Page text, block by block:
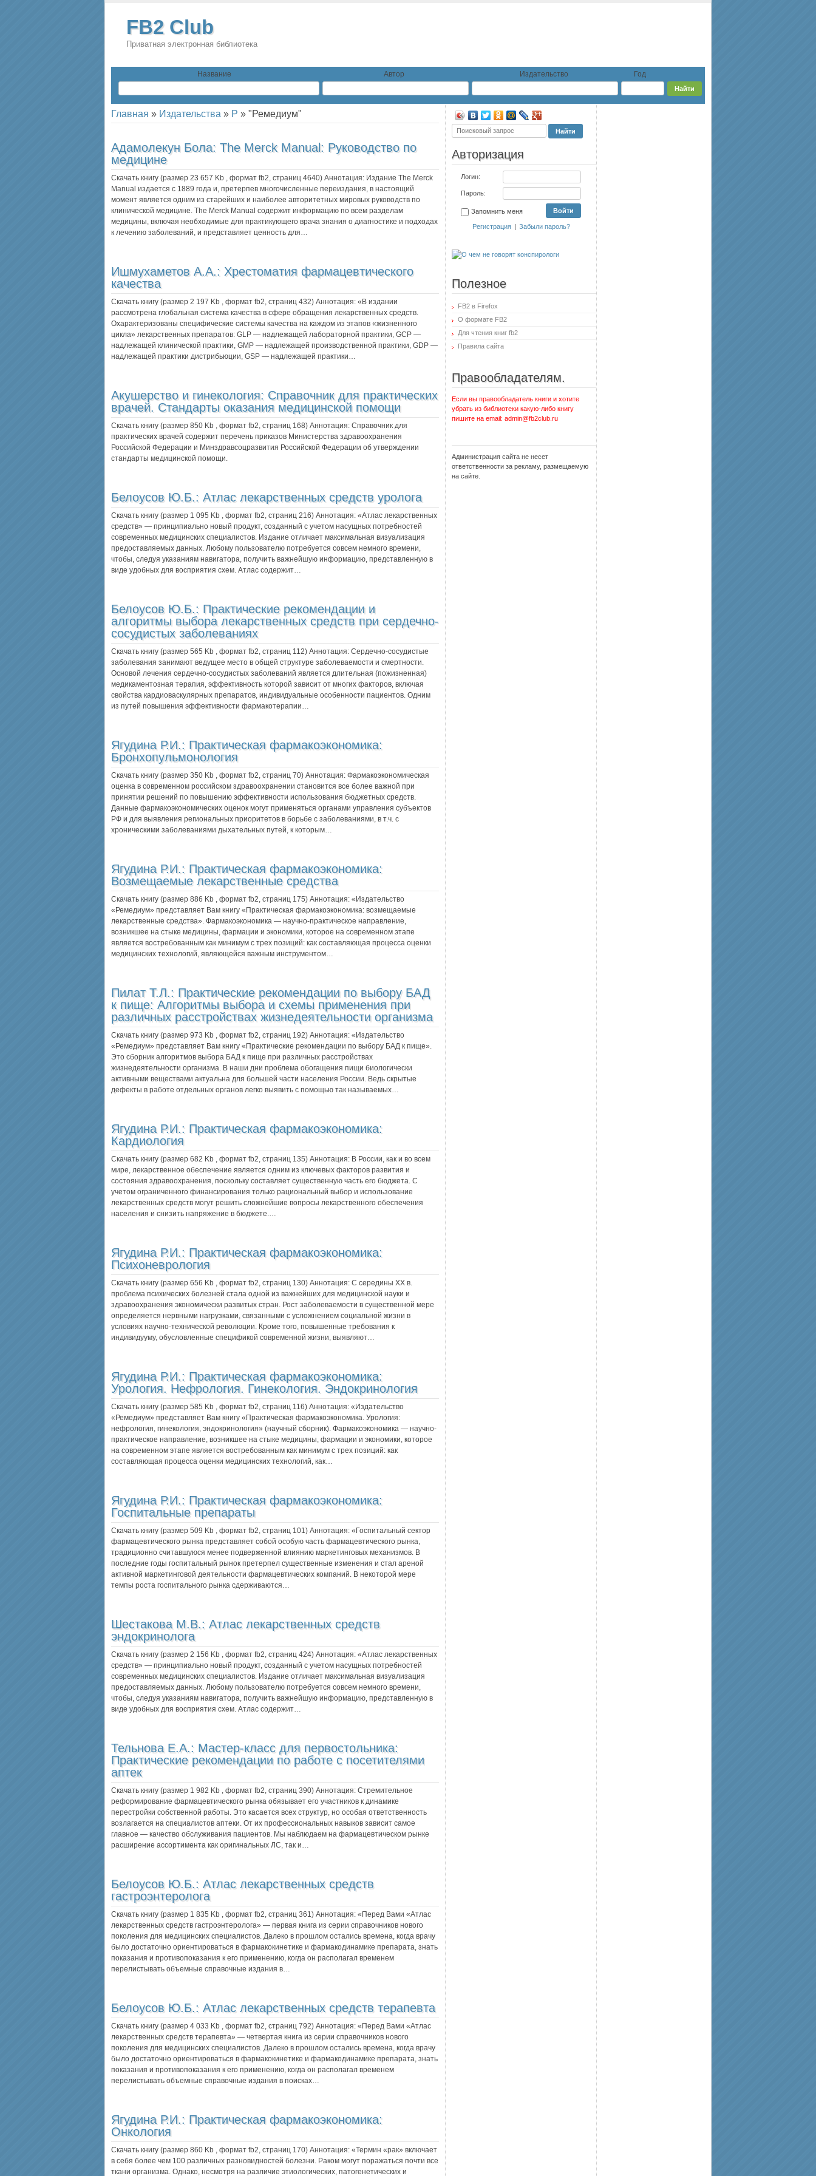
FB2 Club
Приватная электронная библиотека
Название Автор Издательство Год
Главная » Издательства » Р » "Ремедиум"
Адамолекун Бола: The Merck Manual: Руководство по
медицине
Скачать книгу (размер 23 657 Kb , формат fb2, страниц 4640) Аннотация: Издание The Merck
Manual издается с 1889 года и, претерпев многочисленные переиздания, в настоящий
момент является одним из старейших и наиболее авторитетных мировых руководств по
клинической медицине. The Merck Manual содержит информацию по всем разделам
медицины, включая необходимые для практикующего врача знания о диагностике и подходах
к лечению заболеваний, и представляет ценность для…
Ишмухаметов А.А.: Хрестоматия фармацевтического
качества
Скачать книгу (размер 2 197 Kb , формат fb2, страниц 432) Аннотация: «В издании
рассмотрена глобальная система качества в сфере обращения лекарственных средств.
Охарактеризованы специфические системы качества на каждом из этапов «жизненного
цикла» лекарственных препаратов: GLP — надлежащей лабораторной практики, GCP —
надлежащей клинической практики, GMP — надлежащей производственной практики, GDP —
надлежащей практики дистрибьюции, GSP — надлежащей практики…
Акушерство и гинекология: Справочник для практических
врачей. Стандарты оказания медицинской помощи
Скачать книгу (размер 850 Kb , формат fb2, страниц 168) Аннотация: Справочник для
практических врачей содержит перечень приказов Министерства здравоохранения
Российской Федерации и Минздравсоцразвития Российской Федерации об утверждении
стандарты медицинской помощи.
Белоусов Ю.Б.: Атлас лекарственных средств уролога
Скачать книгу (размер 1 095 Kb , формат fb2, страниц 216) Аннотация: «Атлас лекарственных
средств» — принципиально новый продукт, созданный с учетом насущных потребностей
современных медицинских специалистов. Издание отличает максимальная визуализация
предоставляемых данных. Любому пользователю потребуется совсем немного времени,
чтобы, следуя указаниям навигатора, получить важнейшую информацию, представленную в
виде удобных для восприятия схем. Атлас содержит…
Белоусов Ю.Б.: Практические рекомендации и
алгоритмы выбора лекарственных средств при сердечно-
сосудистых заболеваниях
Скачать книгу (размер 565 Kb , формат fb2, страниц 112) Аннотация: Сердечно-сосудистые
заболевания занимают ведущее место в общей структуре заболеваемости и смертности.
Основой лечения сердечно-сосудистых заболеваний является длительная (пожизненная)
медикаментозная терапия, эффективность которой зависит от многих факторов, включая
свойства кардиоваскулярных препаратов, индивидуальные особенности пациентов. Одним
из путей повышения эффективности фармакотерапии…
Ягудина Р.И.: Практическая фармакоэкономика:
Бронхопульмонология
Скачать книгу (размер 350 Kb , формат fb2, страниц 70) Аннотация: Фармакоэкономическая
оценка в современном российском здравоохранении становится все более важной при
принятии решений по повышению эффективности использования бюджетных средств.
Данные фармакоэкономических оценок могут применяться органами управления субъектов
РФ и для выявления региональных приоритетов в борьбе с заболеваниями, в т.ч. с
хроническими заболеваниями дыхательных путей, к которым…
Ягудина Р.И.: Практическая фармакоэкономика:
Возмещаемые лекарственные средства
Скачать книгу (размер 886 Kb , формат fb2, страниц 175) Аннотация: «Издательство
«Ремедиум» представляет Вам книгу «Практическая фармакоэкономика: возмещаемые
лекарственные средства». Фармакоэкономика — научно-практическое направление,
возникшее на стыке медицины, фармации и экономики, которое на современном этапе
является востребованным как минимум с трех позиций: как составляющая процесса оценки
медицинских технологий, являющейся важным инструментом…
Пилат Т.Л.: Практические рекомендации по выбору БАД
к пище: Алгоритмы выбора и схемы применения при
различных расстройствах жизнедеятельности организма
Скачать книгу (размер 973 Kb , формат fb2, страниц 192) Аннотация: «Издательство
«Ремедиум» представляет Вам книгу «Практические рекомендации по выбору БАД к пище».
Это сборник алгоритмов выбора БАД к пище при различных расстройствах
жизнедеятельности организма. В наши дни проблема обогащения пищи биологически
активными веществами актуальна для большей части населения России. Ведь скрытые
дефекты в работе отдельных органов легко выявить с помощью так называемых…
Ягудина Р.И.: Практическая фармакоэкономика:
Кардиология
Скачать книгу (размер 682 Kb , формат fb2, страниц 135) Аннотация: В России, как и во всем
мире, лекарственное обеспечение является одним из ключевых факторов развития и
состояния здравоохранения, поскольку составляет существенную часть его бюджета. С
учетом ограниченного финансирования только рациональный выбор и использование
лекарственных средств могут решить сложнейшие вопросы лекарственного обеспечения
населения и снизить напряжение в бюджете.…
Ягудина Р.И.: Практическая фармакоэкономика:
Психоневрология
Скачать книгу (размер 656 Kb , формат fb2, страниц 130) Аннотация: С середины XX в.
проблема психических болезней стала одной из важнейших для медицинской науки и
здравоохранения экономически развитых стран. Рост заболеваемости в существенной мере
определяется нервными нагрузками, связанными с усложнением социальной жизни в
условиях научно-технической революции. Кроме того, повышенные требования к
индивидууму, обусловленные спецификой современной жизни, выявляют…
Ягудина Р.И.: Практическая фармакоэкономика:
Урология. Нефрология. Гинекология. Эндокринология
Скачать книгу (размер 585 Kb , формат fb2, страниц 116) Аннотация: «Издательство
«Ремедиум» представляет Вам книгу «Практическая фармакоэкономика. Урология:
нефрология, гинекология, эндокринология» (научный сборник). Фармакоэкономика — научно-
практическое направление, возникшее на стыке медицины, фармации и экономики, которое
на современном этапе является востребованным как минимум с трех позиций: как
составляющая процесса оценки медицинских технологий, как…
Ягудина Р.И.: Практическая фармакоэкономика:
Госпитальные препараты
Скачать книгу (размер 509 Kb , формат fb2, страниц 101) Аннотация: «Госпитальный сектор
фармацевтического рынка представляет собой особую часть фармацевтического рынка,
традиционно считавшуюся менее подверженной влиянию маркетинговых механизмов. В
последние годы госпитальный рынок претерпел существенные изменения и стал ареной
активной маркетинговой деятельности фармацевтических компаний. В некоторой мере
темпы роста госпитального рынка сдерживаются…
Шестакова М.В.: Атлас лекарственных средств
эндокринолога
Скачать книгу (размер 2 156 Kb , формат fb2, страниц 424) Аннотация: «Атлас лекарственных
средств» — принципиально новый продукт, созданный с учетом насущных потребностей
современных медицинских специалистов. Издание отличает максимальная визуализация
предоставляемых данных. Любому пользователю потребуется совсем немного времени,
чтобы, следуя указаниям навигатора, получить важнейшую информацию, представленную в
виде удобных для восприятия схем. Атлас содержит…
Тельнова Е.А.: Мастер-класс для первостольника:
Практические рекомендации по работе с посетителями
аптек
Скачать книгу (размер 1 982 Kb , формат fb2, страниц 390) Аннотация: Стремительное
реформирование фармацевтического рынка обязывает его участников к динамике
перестройки собственной работы. Это касается всех структур, но особая ответственность
возлагается на специалистов аптеки. От их профессиональных навыков зависит самое
главное — качество обслуживания пациентов. Мы наблюдаем на фармацевтическом рынке
расширение ассортимента как оригинальных ЛС, так и…
Белоусов Ю.Б.: Атлас лекарственных средств
гастроэнтеролога
Скачать книгу (размер 1 835 Kb , формат fb2, страниц 361) Аннотация: «Перед Вами «Атлас
лекарственных средств гастроэнтеролога» — первая книга из серии справочников нового
поколения для медицинских специалистов. Далеко в прошлом остались времена, когда врачу
было достаточно ориентироваться в фармакокинетике и фармакодинамике препарата, знать
показания и противопоказания к его применению, когда он располагал временем
перелистывать объемные справочные издания в…
Белоусов Ю.Б.: Атлас лекарственных средств терапевта
Скачать книгу (размер 4 033 Kb , формат fb2, страниц 792) Аннотация: «Перед Вами «Атлас
лекарственных средств терапевта» — четвертая книга из серии справочников нового
поколения для медицинских специалистов. Далеко в прошлом остались времена, когда врачу
было достаточно ориентироваться в фармакокинетике и фармакодинамике препарата, знать
показания и противопоказания к его применению, когда он располагал временем
перелистывать объемные справочные издания в поисках…
Ягудина Р.И.: Практическая фармакоэкономика:
Онкология
Скачать книгу (размер 860 Kb , формат fb2, страниц 170) Аннотация: «Термин «рак» включает
в себя более чем 100 различных разновидностей болезни. Раком могут поражаться почти все
ткани организма. Однако, несмотря на различие этиологических, патогенетических и
Авторизация
Логин:
Пароль:
Запомнить меня
Регистрация | Забыли пароль?
Полезное
FB2 в Firefox
О формате FB2
Для чтения книг fb2
Правила сайта
Правообладателям.
Если вы правообладатель книги и хотите
убрать из библиотеки какую-либо книгу
пишите на email: admin@fb2club.ru
Администрация сайта не несет
ответственности за рекламу, размещаемую
на сайте.